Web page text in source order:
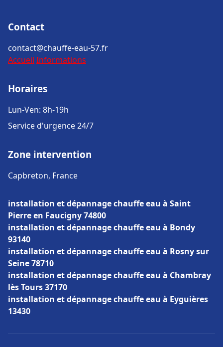
Contact
contact@chauffe-eau-57.fr
Accueil Informations
Horaires
Lun-Ven: 8h-19h
Service d'urgence 24/7
Zone intervention
Capbreton, France
installation et dépannage chauffe eau à Saint
Pierre en Faucigny 74800
installation et dépannage chauffe eau à Bondy
93140
installation et dépannage chauffe eau à Rosny sur
Seine 78710
installation et dépannage chauffe eau à Chambray
lès Tours 37170
installation et dépannage chauffe eau à Eyguières
13430